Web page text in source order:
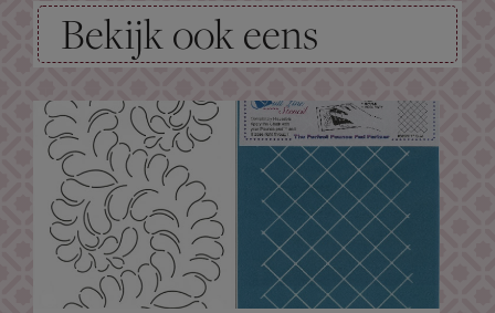
Bekijk ook eens